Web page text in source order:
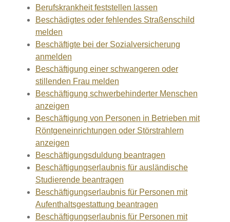
Berufskrankheit feststellen lassen
Beschädigtes oder fehlendes Straßenschild
melden
Beschäftigte bei der Sozialversicherung
anmelden
Beschäftigung einer schwangeren oder
stillenden Frau melden
Beschäftigung schwerbehinderter Menschen
anzeigen
Beschäftigung von Personen in Betrieben mit
Röntgeneinrichtungen oder Störstrahlern
anzeigen
Beschäftigungsduldung beantragen
Beschäftigungserlaubnis für ausländische
Studierende beantragen
Beschäftigungserlaubnis für Personen mit
Aufenthaltsgestattung beantragen
Beschäftigungserlaubnis für Personen mit